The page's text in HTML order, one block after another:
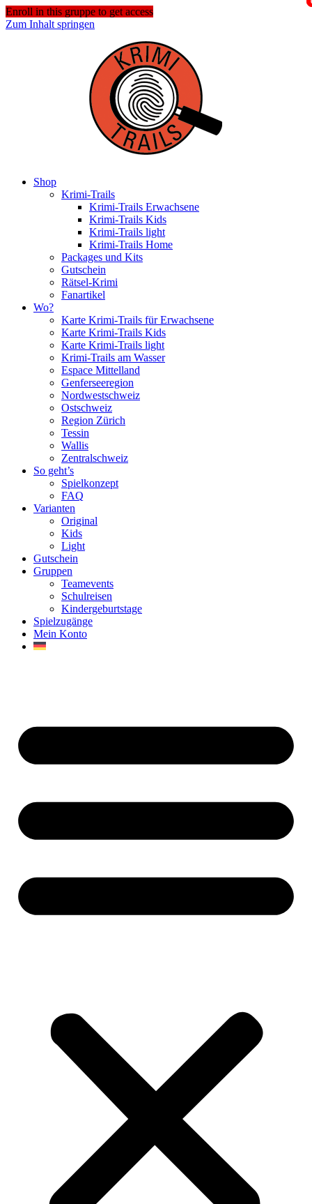
Enroll in this gruppe to get access
Zum Inhalt springen
Shop
Krimi-Trails
Krimi-Trails Erwachsene
Krimi-Trails Kids
Krimi-Trails light
Krimi-Trails Home
Packages und Kits
Gutschein
Rätsel-Krimi
Fanartikel
Wo?
Karte Krimi-Trails für Erwachsene
Karte Krimi-Trails Kids
Karte Krimi-Trails light
Krimi-Trails am Wasser
Espace Mittelland
Genferseeregion
Nordwestschweiz
Ostschweiz
Region Zürich
Tessin
Wallis
Zentralschweiz
So geht’s
Spielkonzept
FAQ
Varianten
Original
Kids
Light
Gutschein
Gruppen
Teamevents
Schulreisen
Kindergeburtstage
Spielzugänge
Mein Konto